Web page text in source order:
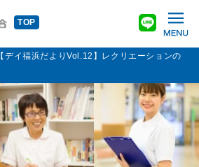
TOP
【デイ福浜だよりVol.12】レクリエーションの